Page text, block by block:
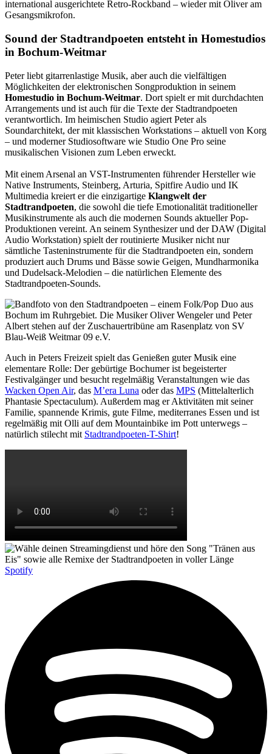
international ausgerichtete Retro-Rockband – wieder mit Oliver am
Gesangsmikrofon.
Sound der Stadtrandpoeten entsteht in Homestudios
in Bochum-Weitmar
Peter liebt gitarrenlastige Musik, aber auch die vielfältigen
Möglichkeiten der elektronischen Songproduktion in seinem
Homestudio in Bochum-Weitmar. Dort spielt er mit durchdachten
Arrangements und ist auch für die Texte der Stadtrandpoeten
verantwortlich. Im heimischen Studio agiert Peter als
Soundarchitekt, der mit klassischen Workstations – aktuell von Korg
– und moderner Studiosoftware wie Studio One Pro seine
musikalischen Visionen zum Leben erweckt.
Mit einem Arsenal an VST-Instrumenten führender Hersteller wie
Native Instruments, Steinberg, Arturia, Spitfire Audio und IK
Multimedia kreiert er die einzigartige Klangwelt der
Stadtrandpoeten, die sowohl die tiefe Emotionalität traditioneller
Musikinstrumente als auch die modernen Sounds aktueller Pop-
Produktionen vereint. An seinem Synthesizer und der DAW (Digital
Audio Workstation) spielt der routinierte Musiker nicht nur
sämtliche Tasteninstrumente für die Stadtrandpoeten ein, sondern
produziert auch Drums und Bässe sowie Geigen, Mundharmonika
und Dudelsack-Melodien – die natürlichen Elemente des
Stadtrandpoeten-Sounds.
Auch in Peters Freizeit spielt das Genießen guter Musik eine
elementare Rolle: Der gebürtige Bochumer ist begeisterter
Festivalgänger und besucht regelmäßig Veranstaltungen wie das
Wacken Open Air, das M’era Luna oder das MPS (Mittelalterlich
Phantasie Spectaculum). Außerdem mag er Aktivitäten mit seiner
Familie, spannende Krimis, gute Filme, mediterranes Essen und ist
regelmäßig mit Olli auf dem Mountainbike im Pott unterwegs –
natürlich stilecht mit Stadtrandpoeten-T-Shirt!
Spotify